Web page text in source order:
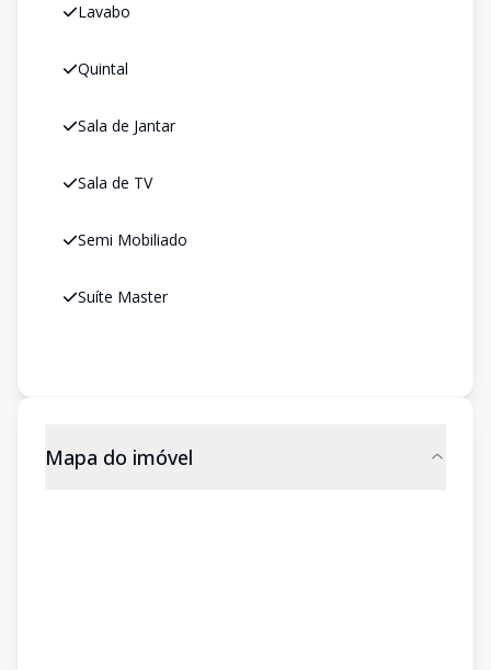
Lavabo
Quintal
Sala de Jantar
Sala de TV
Semi Mobiliado
Suíte Master
Mapa do imóvel